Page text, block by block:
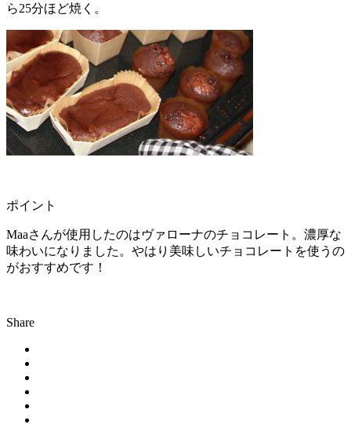
ら25分ほど焼く。
ポイント
Maaさんが使用したのはヴァローナのチョコレート。濃厚な
味わいになりました。やはり美味しいチョコレートを使うの
がおすすめです！
Share